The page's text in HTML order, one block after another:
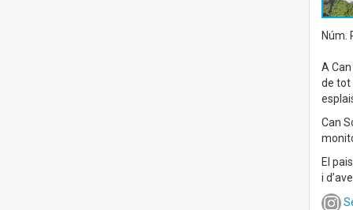
Núm.
A
de tot
Can
El
i